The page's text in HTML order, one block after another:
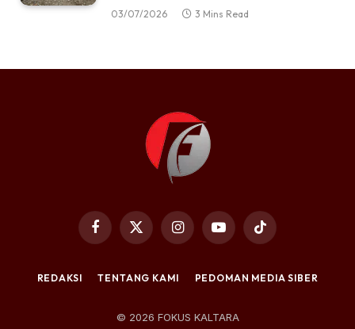
03/07/2026 3 Mins Read
Facebook
X
(Twitter)
InstagramYouTubeTikTok
REDAKSI TENTANG KAMI PEDOMAN MEDIA SIBER
© 2026 FOKUS KALTARA